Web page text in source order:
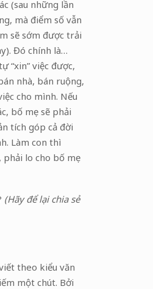
(sau những lần
mà điểm số vẫn
sẽ sớm được trải
Đó chính là…
“xin” việc được,
nhà, bán ruộng,
cho mình. Nếu
bố mẹ sẽ phải
tích góp cả đời
Làm con thì
phải lo cho bố mẹ
(Hãy để lại chia sẻ
theo kiểu văn
một chút. Bởi